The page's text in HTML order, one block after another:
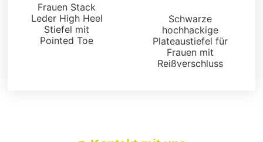
Frauen Stack
Leder High Heel
Stiefel mit
Pointed Toe
Schwarze
hochhackige
Plateaustiefel für
Frauen mit
Reißverschluss